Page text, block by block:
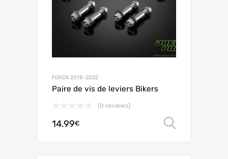
FORZA 2018-2022
Paire de vis de leviers Bikers
(0 reviews)
14.99€